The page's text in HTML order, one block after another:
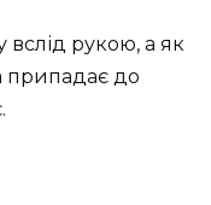
рукою, а як
припадає до